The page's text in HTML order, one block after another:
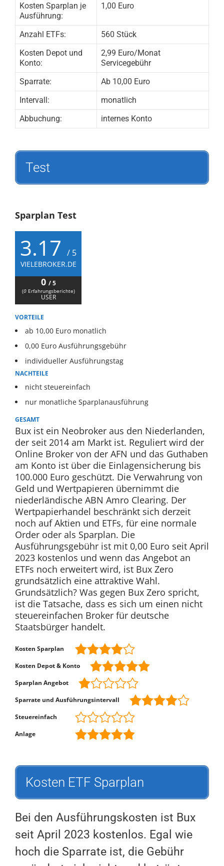
Kosten Sparplan je
Ausführung:
1,00 Euro
Anzahl ETFs:
560 Stück
Kosten Depot und
Konto:
2,99 Euro/Monat
Servicegebühr
Sparrate:
Ab 10,00 Euro
Intervall:
monatlich
Abbuchung:
internes Konto
Test
Sparplan Test
3.17 / 5
VIELEBROKER.DE
0 / 5
(0Erfahrungsberichte)
USER
VORTEILE
ab 10,00 Euro monatlich
0,00 Euro Ausführungsgebühr
individueller Ausführungstag
NACHTEILE
nicht steuereinfach
nur monatliche Sparplanausführung
GESAMT
Bux ist ein Neobroker aus den Niederlanden,
der seit 2014 am Markt ist. Reguliert wird der
Online Broker von der AFN und das Guthaben
am Konto ist über die Einlagensicherung bis
100.000 Euro geschützt. Die Verwahrung von
Geld und Wertpapieren übernimmt die
niederländische ABN Amro Clearing. Der
Wertpapierhandel beschränkt sich derzeit
noch auf Aktien und ETFs, für eine normale
Order oder als Sparplan. Die
Ausführungsgebühr ist mit 0,00 Euro seit April
2023 kostenlos und wenn das Angebot an
ETFs noch erweitert wird, ist Bux Zero
grundsätzlich eine attraktive Wahl.
Grundsätzlich? Was gegen Bux Zero spricht,
ist die Tatsache, dass es sich um einen nicht
steuereinfachen Broker für deutsche
Staatsbürger handelt.
Kosten Sparplan
Kosten Depot & Konto
Sparplan Angebot
Sparrate und Ausführungsintervall
Steuereinfach
Anlage
Kosten ETF Sparplan
Bei den Ausführungskosten ist Bux
seit April 2023 kostenlos. Egal wie
hoch die Sparrate ist, die Gebühr